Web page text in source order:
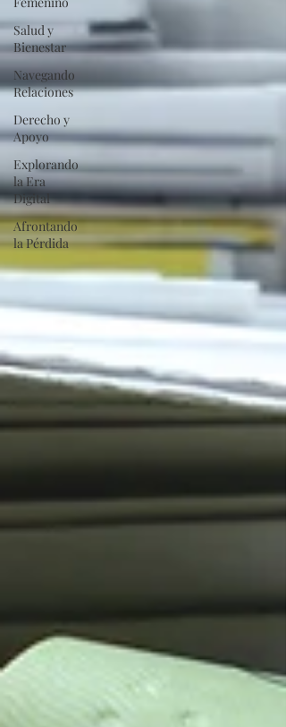
Salud y
Bienestar
Navegando
Relaciones
Derecho y
Apoyo
Explorando
la Era
Digital
Afrontando
la Pérdida